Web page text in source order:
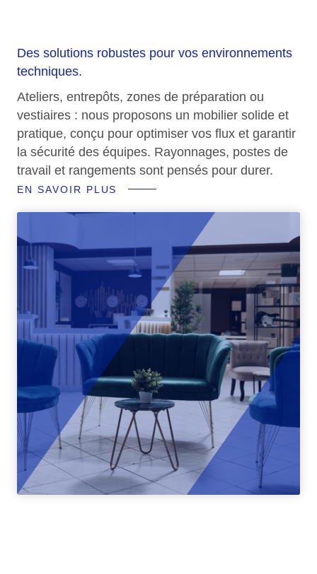
Des solutions robustes pour vos environnements
techniques.
Ateliers, entrepôts, zones de préparation ou
vestiaires : nous proposons un mobilier solide et
pratique, conçu pour optimiser vos flux et garantir
la sécurité des équipes. Rayonnages, postes de
travail et rangements sont pensés pour durer.
EN SAVOIR PLUS